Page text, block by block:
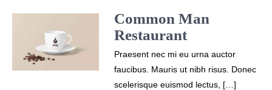
Common Man
Restaurant
Praesent nec mi eu urna auctor
faucibus. Mauris ut nibh risus. Donec
scelerisque euismod lectus, […]